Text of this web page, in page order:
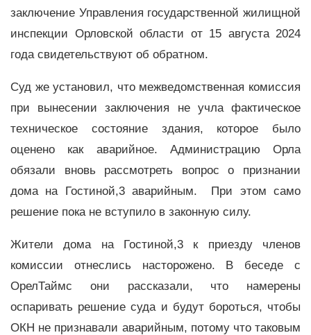
заключение Управления государственной жилищной
инспекции Орловской области от 15 августа 2024
года свидетельствуют об обратном.
Суд же установил, что межведомственная комиссия
при вынесении заключения не учла фактическое
техническое состояние здания, которое было
оценено как аварийное. Администрацию Орла
обязали вновь рассмотреть вопрос о признании
дома на Гостиной,3 аварийным. При этом само
решение пока не вступило в законную силу.
Жители дома на Гостиной,3 к приезду членов
комиссии отнеслись насторожено. В беседе с
ОрелТаймс они рассказали, что намерены
оспаривать решение суда и будут бороться, чтобы
ОКН не признавали аварийным, потому что таковым